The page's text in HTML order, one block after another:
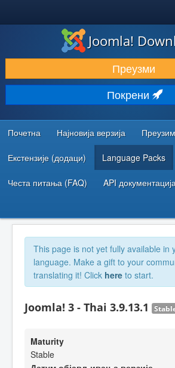
ПРЕУЗИМАЊЕ И ПРОШИРЕЊА
ОТКРИЈТЕ И НАУЧИТЕ
ЗАЈЕДНИЦА И ПОДРШКА
РЕСУРСИ ЗА РАЗВОЈ
Joomla!
Преузми
Покрени
Почетна Најновија верзија
Екстензије (додаци) Language Packs
Честа питања (FAQ) API
This page is not yet fully available in
language. Make a gift to your
translating it! Click here to start.
Joomla! 3 - Thai 3.9.13.1
Maturity
Stable